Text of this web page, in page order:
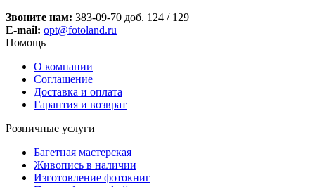
Звоните нам: 383-09-70 доб. 124 / 129
E-mail: opt@fotoland.ru
Помощь
О компании
Соглашение
Доставка и оплата
Гарантия и возврат
Розничные услуги
Багетная мастерская
Живопись в наличии
Изготовление фотокниг